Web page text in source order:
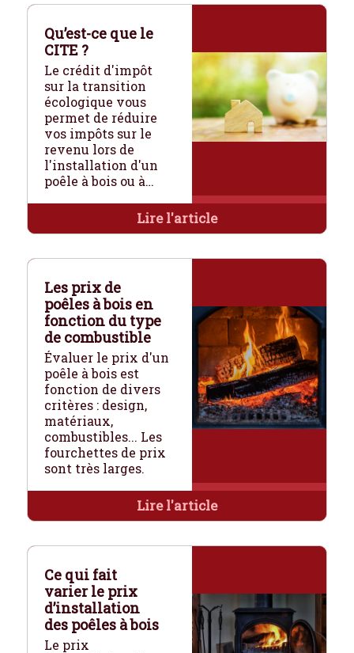
Qu’est-ce que le
CITE ?
Le crédit d'impôt
sur la transition
écologique vous
permet de réduire
vos impôts sur le
revenu lors de
l'installation d'un
poêle à bois ou à…
Lire l'article
Les prix de
poêles à bois en
fonction du type
de combustible
Évaluer le prix d'un
poêle à bois est
fonction de divers
critères : design,
matériaux,
combustibles... Les
fourchettes de prix
sont très larges.
Lire l'article
Ce qui fait
varier le prix
d’installation
des poêles à bois
Le prix